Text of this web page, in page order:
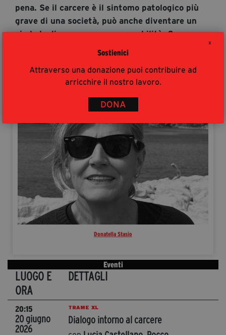
X
Sostienici
Attraverso una donazione puoi contribuire ad
arricchire il nostro lavoro.
DONA
pena. Se il carcere è il sintomo patologico più
grave di una società, può anche diventare un
simbolo di speranza e responsabilità. Come
cittadinanza.
Donatella Stasio
Eventi
LUOGO E
ORA
DETTAGLI
20:15
20 giugno
2026
TRAME XL
Dialogo intorno al carcere